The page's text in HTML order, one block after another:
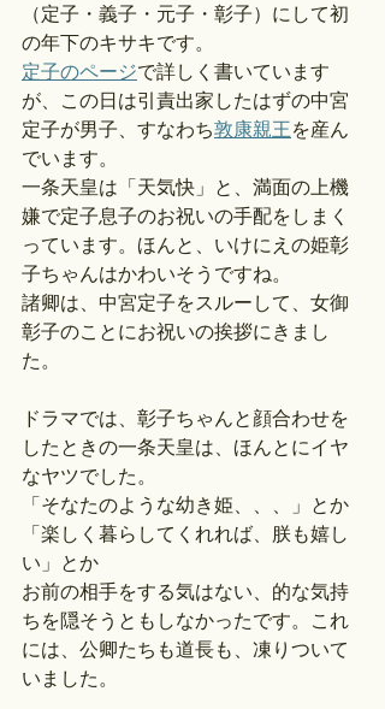
（定子・義子・元子・彰子）にして初
の年下のキサキです。
定子のページで詳しく書いています
が、この日は引責出家したはずの中宮
定子が男子、すなわち敦康親王を産ん
でいます。
一条天皇は「天気快」と、満面の上機
嫌で定子息子のお祝いの手配をしまく
っています。ほんと、いけにえの姫彰
子ちゃんはかわいそうですね。
諸卿は、中宮定子をスルーして、女御
彰子のことにお祝いの挨拶にきまし
た。
ドラマでは、彰子ちゃんと顔合わせを
したときの一条天皇は、ほんとにイヤ
なヤツでした。
「そなたのような幼き姫、、、」とか
「楽しく暮らしてくれれば、朕も嬉し
い」とか
お前の相手をする気はない、的な気持
ちを隠そうともしなかったです。これ
には、公卿たちも道長も、凍りついて
いました。